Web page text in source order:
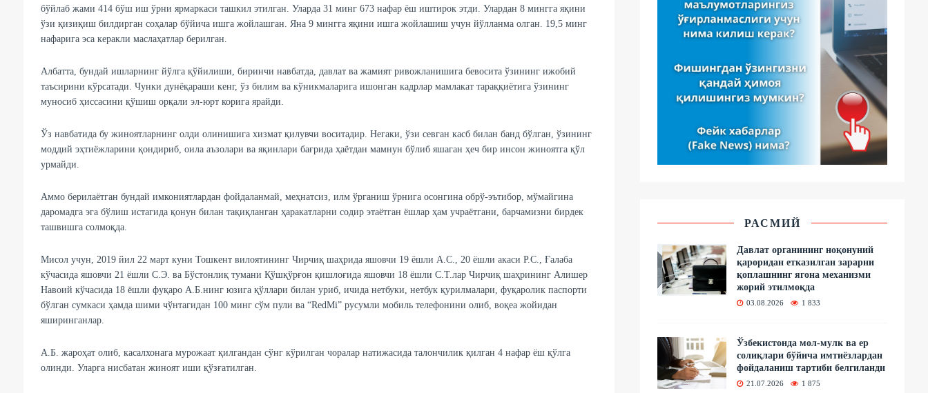
бўйлаб жами 414 бўш иш ўрни ярмаркаси ташкил этилган. Уларда 31 минг 673 нафар ёш иштирок этди. Улардан 8 мингга яқини
ўзи қизиқиш билдирган соҳалар бўйича ишга жойлашган. Яна 9 мингга яқини ишга жойлашиш учун йўлланма олган. 19,5 минг
нафарига эса керакли маслаҳатлар берилган.
Албатта, бундай ишларнинг йўлга қўйилиши, биринчи навбатда, давлат ва жамият ривожланишига бевосита ўзининг ижобий
таъсирини кўрсатади. Чунки дунёқараши кенг, ўз билим ва кўникмаларига ишонган кадрлар мамлакат тараққиётига ўзининг
муносиб ҳиссасини қўшиш орқали эл-юрт корига ярайди.
Ўз навбатида бу жиноятларнинг олди олинишига хизмат қилувчи воситадир. Негаки, ўзи севган касб билан банд бўлган, ўзининг
моддий эҳтиёжларини қондириб, оила аъзолари ва яқинлари бағрида ҳаётдан мамнун бўлиб яшаган ҳеч бир инсон жиноятга қўл
урмайди.
Аммо берилаётган бундай имкониятлардан фойдаланмай, меҳнатсиз, илм ўрганиш ўрнига осонгина обрў-эътибор, мўмайгина
даромадга эга бўлиш истагида қонун билан тақиқланган ҳаракатларни содир этаётган ёшлар ҳам учраётгани, барчамизни бирдек
ташвишга солмоқда.
Мисол учун, 2019 йил 22 март куни Тошкент вилоятининг Чирчиқ шаҳрида яшовчи 19 ёшли А.С., 20 ёшли акаси Р.С., Ғалаба
кўчасида яшовчи 21 ёшли С.Э. ва Бўстонлиқ тумани Қўшқўрғон қишлоғида яшовчи 18 ёшли С.Т.лар Чирчиқ шаҳрининг Алишер
Навоий кўчасида 18 ёшли фуқаро А.Б.нинг юзига қўллари билан уриб, ичида нетбуки, нетбук қурилмалари, фуқаролик паспорти
бўлган сумкаси ҳамда шими чўнтагидан 100 минг сўм пули ва “RedMi” русумли мобиль телефонини олиб, воқеа жойидан
яширинганлар.
А.Б. жароҳат олиб, касалхонага мурожаат қилгандан сўнг кўрилган чоралар натижасида талончилик қилган 4 нафар ёш қўлга
олинди. Уларга нисбатан жиноят иши қўзғатилган.
РАСМИЙ
Давлат органининг ноқонуний
қароридан етказилган зарарни
қоплашнинг ягона механизми
жорий этилмоқда
03.08.2026 1 833
Ўзбекистонда мол-мулк ва ер
солиқлари бўйича имтиёзлардан
фойдаланиш тартиби белгиланди
21.07.2026 1 875